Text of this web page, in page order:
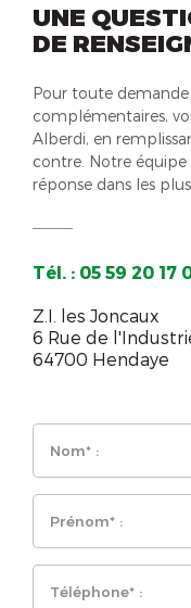
UNE
DE
Pour toute
complémentaires,
Alberdi, en
contre. Notre équipe
réponse dans les
Tél. : 05 59 20 17
Z.I. les Joncaux
6 Rue de
64700 Hendaye